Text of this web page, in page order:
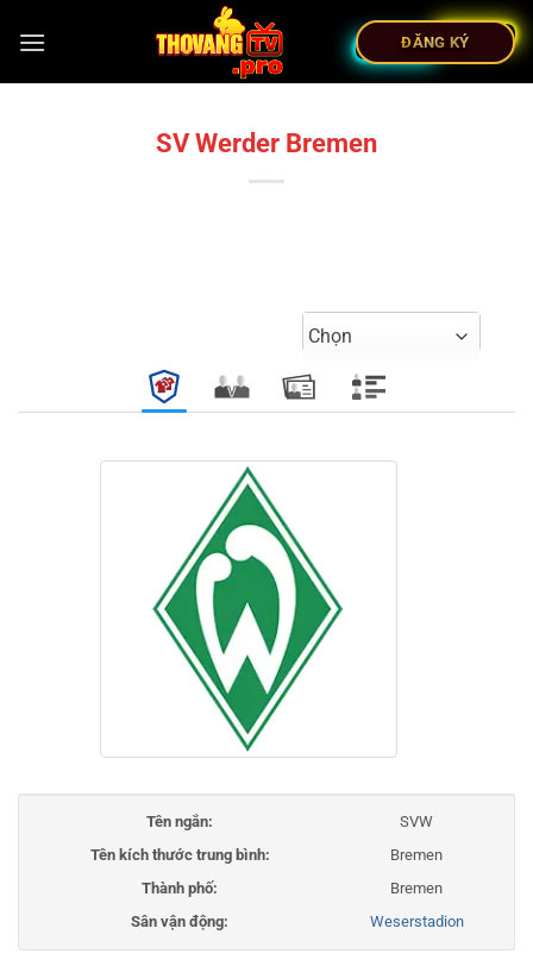
ĐĂNG KÝ
SV Werder Bremen
Chọn
Tên ngắn:
SVW
Tên kích thước trung bình:
Bremen
Thành phố:
Bremen
Sân vận động:
Weserstadion